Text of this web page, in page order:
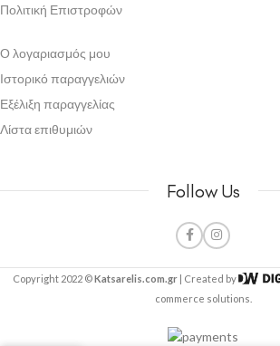
Πολιτική Επιστροφών
Ο λογαριασμός μου
Ιστορικό παραγγελιών
Εξέλιξη παραγγελίας
Λίστα επιθυμιών
Follow Us
Copyright 2022 ©Katsarelis.com.gr | Created by
commerce solutions.